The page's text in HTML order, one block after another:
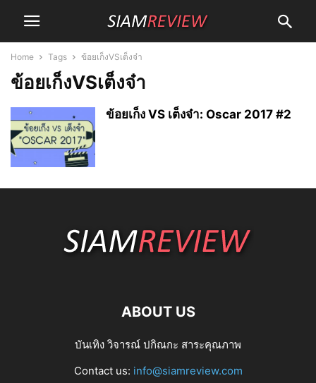
Home Tags ข้อยเก็งVSเต็งจ๋า
ข้อยเก็งVSเต็งจ๋า
ข้อยเก็ง VS เต็งจ๋า: Oscar 2017 #2
ABOUT US
บันเทิง วิจารณ์ ปกิณกะ สาระคุณภาพ
Contact us: info@siamreview.com